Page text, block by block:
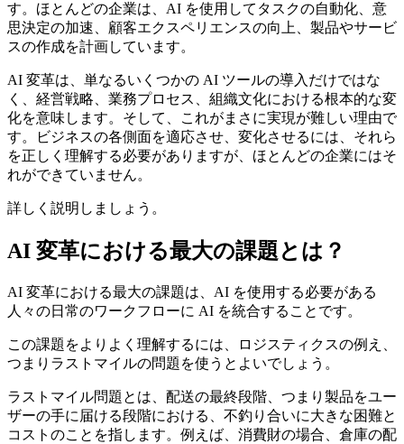
す。ほとんどの企業は、AI を使用してタスクの自動化、意
思決定の加速、顧客エクスペリエンスの向上、製品やサービ
スの作成を計画しています。
AI 変革は、単なるいくつかの AI ツールの導入だけではな
く、経営戦略、業務プロセス、組織文化における根本的な変
化を意味します。そして、これがまさに実現が難しい理由で
す。ビジネスの各側面を適応させ、変化させるには、それら
を正しく理解する必要がありますが、ほとんどの企業にはそ
れができていません。
詳しく説明しましょう。
AI 変革における最大の課題とは？
AI 変革における最大の課題は、AI を使用する必要がある
人々の日常のワークフローに AI を統合することです。
この課題をよりよく理解するには、ロジスティクスの例え、
つまりラストマイルの問題を使うとよいでしょう。
ラストマイル問題とは、配送の最終段階、つまり製品をユー
ザーの手に届ける段階における、不釣り合いに大きな困難と
コストのことを指します。例えば、消費財の場合、倉庫の配